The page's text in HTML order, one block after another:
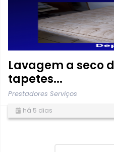
Lavagem a seco
tapetes...
Prestadores Serviços
há 5 dias